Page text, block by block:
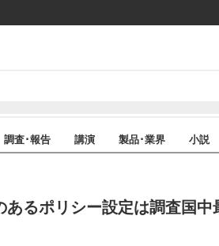
調査･報告 講演 製品･業界 小説
るポリシー設定は調査国